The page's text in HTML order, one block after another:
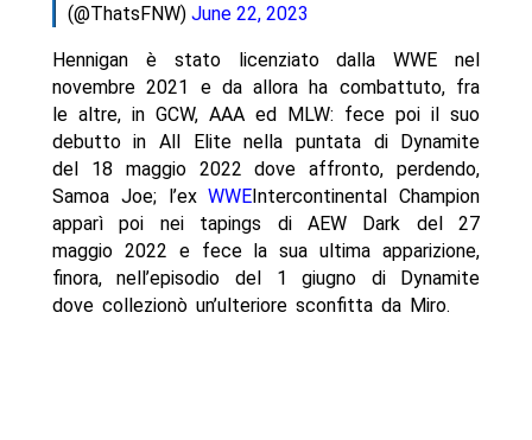
(@ThatsFNW) June 22, 2023
Hennigan è stato licenziato dalla WWE nel
novembre 2021 e da allora ha combattuto, fra
le altre, in GCW, AAA ed MLW: fece poi il suo
debutto in All Elite nella puntata di Dynamite
del 18 maggio 2022 dove affronto, perdendo,
Samoa Joe; l’exWWEIntercontinental Champion
apparì poi nei tapings di AEW Dark del 27
maggio 2022 e fece la sua ultima apparizione,
finora, nell’episodio del 1 giugno di Dynamite
dove collezionò un’ulteriore sconfitta da Miro.